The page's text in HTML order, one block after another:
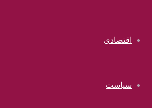
اقتصادی
سیاست